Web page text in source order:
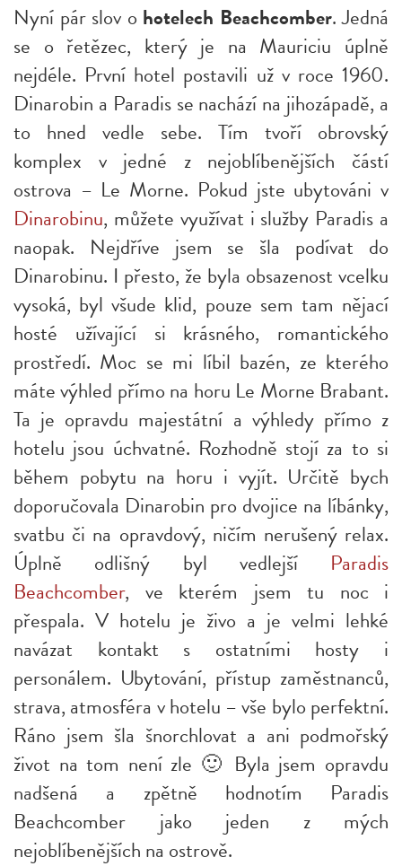
Nyní pár slov o hotelech Beachcomber. Jedná
se o řetězec, který je na Mauriciu úplně
nejdéle. První hotel postavili už v roce 1960.
Dinarobin a Paradis se nachází na jihozápadě, a
to hned vedle sebe. Tím tvoří obrovský
komplex v jedné z nejoblíbenějších částí
ostrova – Le Morne. Pokud jste ubytováni v
Dinarobinu, můžete využívat i služby Paradis a
naopak. Nejdříve jsem se šla podívat do
Dinarobinu. I přesto, že byla obsazenost vcelku
vysoká, byl všude klid, pouze sem tam nějací
hosté užívající si krásného, romantického
prostředí. Moc se mi líbil bazén, ze kterého
máte výhled přímo na horu Le Morne Brabant.
Ta je opravdu majestátní a výhledy přímo z
hotelu jsou úchvatné. Rozhodně stojí za to si
během pobytu na horu i vyjít. Určitě bych
doporučovala Dinarobin pro dvojice na líbánky,
svatbu či na opravdový, ničím nerušený relax.
Úplně odlišný byl vedlejší Paradis
Beachcomber, ve kterém jsem tu noc i
přespala. V hotelu je živo a je velmi lehké
navázat kontakt s ostatními hosty i
personálem. Ubytování, přístup zaměstnanců,
strava, atmosféra v hotelu – vše bylo perfektní.
Ráno jsem šla šnorchlovat a ani podmořský
život na tom není zle 🙂 Byla jsem opravdu
nadšená a zpětně hodnotím Paradis
Beachcomber jako jeden z mých
nejoblíbenějších na ostrově.